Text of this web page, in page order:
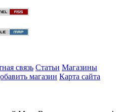
связь Статьи Магазины
магазин Карта сайта